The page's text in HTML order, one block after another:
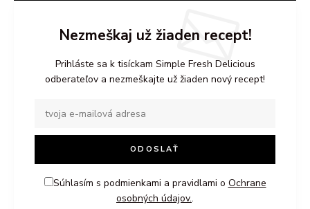
Nezmeškaj už žiaden recept!
Prihláste sa k tisíckam Simple Fresh Delicious
odberateľov a nezmeškajte už žiaden nový recept!
Súhlasím s podmienkami a pravidlami o Ochrane
osobných údajov..